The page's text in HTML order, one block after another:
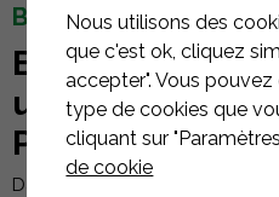
BESCHREIBUNG
Eine
und Eleganz für
Das Sunpro SPDG450-
Nous utilisons des
que c'est ok, cliquez
accepter". Vous
type de cookies que
cliquant sur
de cookie